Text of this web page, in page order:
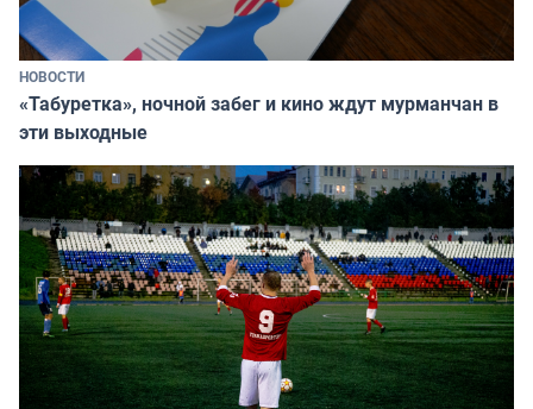
НОВОСТИ
«Табуретка», ночной забег и кино ждут мурманчан в
эти выходные